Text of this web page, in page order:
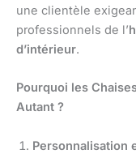
une clientèle
professionnels de l’
d’intérieur.
Pourquoi les
Autant ?
Personnalisation